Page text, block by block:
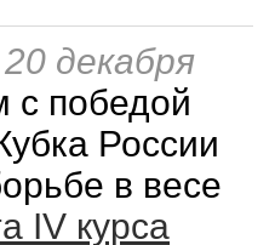
декабря
с победой
России
в весе
IV курса